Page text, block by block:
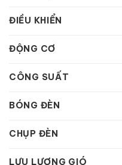
ĐIỀU KHIỂN
ĐỘNG CƠ
CÔNG SUẤT
BÓNG ĐÈN
CHỤP ĐÈN
LƯU LƯỢNG GIÓ